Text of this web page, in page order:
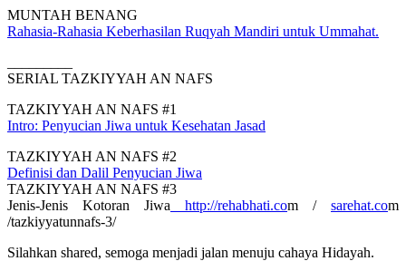
MUNTAH BENANG
Rahasia-Rahasia Keberhasilan Ruqyah Mandiri untuk Ummahat.
SERIAL TAZKIYYAH AN NAFS
TAZKIYYAH AN NAFS #1
Intro: Penyucian Jiwa untuk Kesehatan Jasad
TAZKIYYAH AN NAFS #2
Definisi dan Dalil Penyucian Jiwa
TAZKIYYAH AN NAFS #3
Jenis-Jenis Kotoran Jiwa http://rehabhati.com / sarehat.com
/tazkiyyatunnafs-3/
Silahkan shared, semoga menjadi jalan menuju cahaya Hidayah.